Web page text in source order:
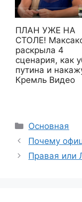
ПЛАН УЖЕ НА
СТОЛЕ!
раскрыла 4
сценария, как
путина и
Кремль Видео
Рубрики
Основная
Почему
Правая или